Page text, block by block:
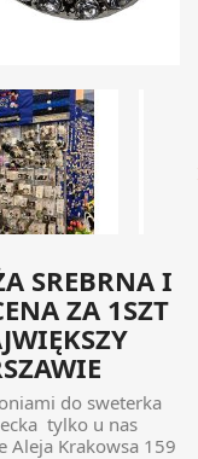
SREBRNA I
ZA 1SZT
do sweterka
tylko u nas
Aleja Krakowsa 159